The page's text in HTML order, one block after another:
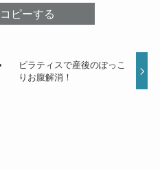
ピーする
ピラティスで産後のぽっこ
りお腹解消！